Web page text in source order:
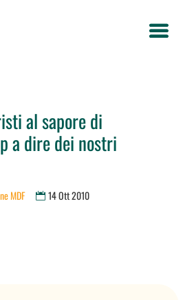
al sapore di
a dire dei nostri
MDF 14 Ott 2010